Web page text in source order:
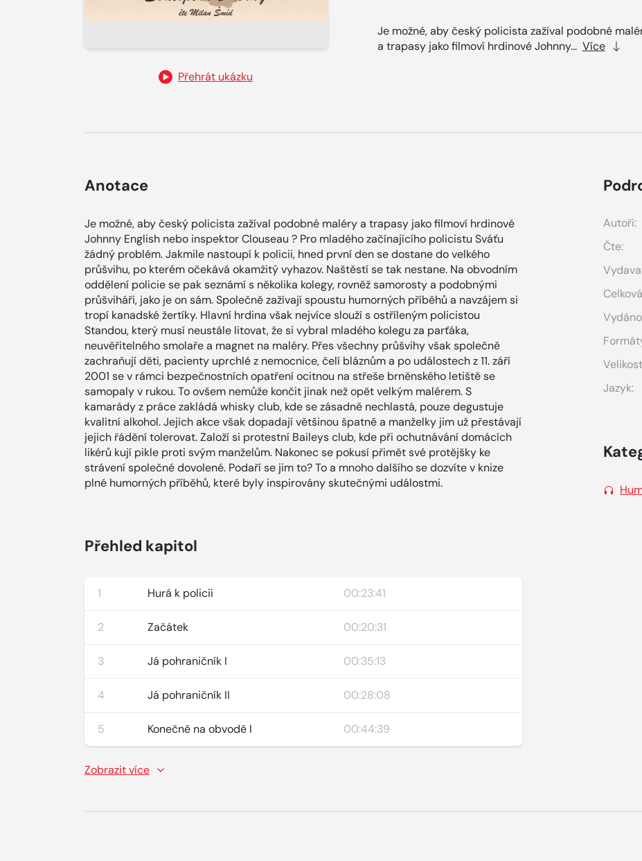
Přehrát ukázku
Je možné, aby český policista zažíval podobné
a trapasy jako filmoví hrdinové Johnny... Více
Anotace
Je možné, aby český policista zažíval podobné maléry a trapasy jako filmoví hrdinové
Johnny English nebo inspektor Clouseau ? Pro mladého začínajícího policistu Sváťu
žádný problém. Jakmile nastoupí k policii, hned první den se dostane do velkého
průšvihu, po kterém očekává okamžitý vyhazov. Naštěstí se tak nestane. Na obvodním
oddělení policie se pak seznámí s několika kolegy, rovněž samorosty a podobnými
průšviháři, jako je on sám. Společně zažívají spoustu humorných příběhů a navzájem si
tropí kanadské žertíky. Hlavní hrdina však nejvíce slouží s ostříleným policistou
Standou, který musí neustále litovat, že si vybral mladého kolegu za parťáka,
neuvěřitelného smolaře a magnet na maléry. Přes všechny průšvihy však společně
zachraňují děti, pacienty uprchlé z nemocnice, čelí bláznům a po událostech z 11. září
2001 se v rámci bezpečnostních opatření ocitnou na střeše brněnského letiště se
samopaly v rukou. To ovšem nemůže končit jinak než opět velkým malérem. S
kamarády z práce zakládá whisky club, kde se zásadně nechlastá, pouze degustuje
kvalitní alkohol. Jejich akce však dopadají většinou špatně a manželky jim už přestávají
jejich řádění tolerovat. Založí si protestní Baileys club, kde při ochutnávání domácích
likérů kují pikle proti svým manželům. Nakonec se pokusí přimět své protějšky ke
strávení společné dovolené. Podaří se jim to? To a mnoho dalšího se dozvíte v knize
plné humorných příběhů, které byly inspirovány skutečnými událostmi.
Přehled kapitol
1 Hurá k policii 00:23:41
2 Začátek 00:20:31
3 Já pohraničník I 00:35:13
4 Já pohraničník II 00:28:08
5 Konečně na obvodě I 00:44:39
Zobrazit více
Autoři:
Čte:
Jazyk: